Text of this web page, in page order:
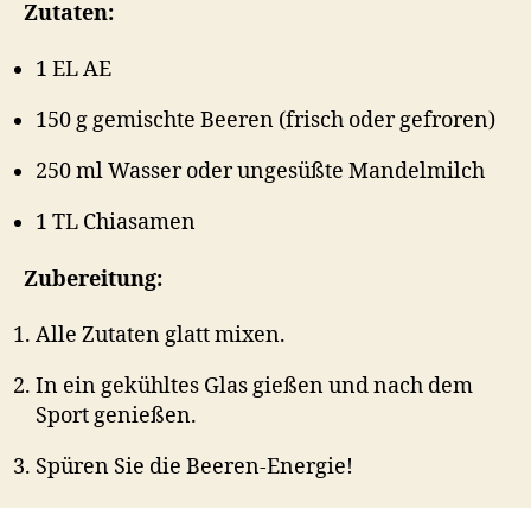
Zutaten:
1 EL AE
150 g gemischte Beeren (frisch oder gefroren)
250 ml Wasser oder ungesüßte Mandelmilch
1 TL Chiasamen
Zubereitung:
Alle Zutaten glatt mixen.
In ein gekühltes Glas gießen und nach dem
Sport genießen.
Spüren Sie die Beeren-Energie!